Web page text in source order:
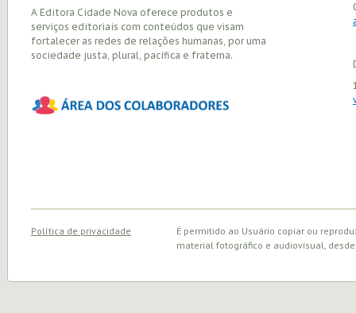
A Editora Cidade Nova oferece produtos e
serviços editoriais com conteúdos que visam
fortalecer as redes de relações humanas, por uma
sociedade justa, plural, pacífica e fraterna.
Política de privacidade
É permitido ao Usuário copiar ou
material fotográfico e audiovisual,